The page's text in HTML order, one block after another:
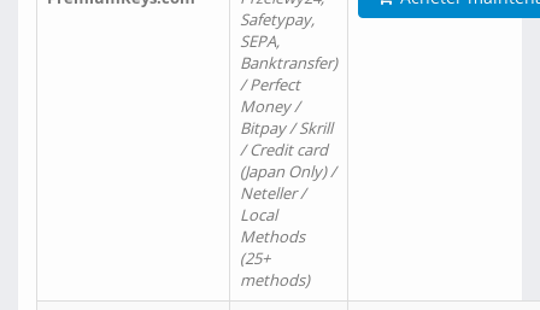
Safetypay,
SEPA,
Banktransfer)
/ Perfect
Money /
Bitpay / Skrill
/ Credit card
(Japan Only) /
Neteller /
Local
Methods
(25+
methods)